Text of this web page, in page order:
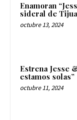
Enamoran
sideral de
octubre 13, 2024
Estrena Jesse
estamos solas”
octubre 11, 2024